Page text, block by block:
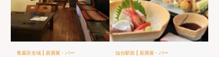
青葉区全域 | 居酒屋・バー 仙台駅前 | 居酒屋・バー